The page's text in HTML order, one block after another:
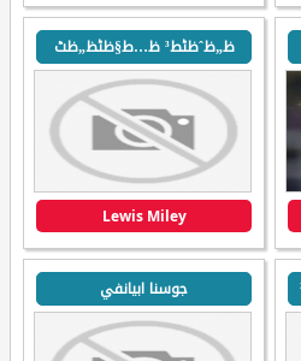
ظ„ظˆظٹط³ ظ…ط§ظٹظ„ظٹ
Lewis Miley
جوسنا ابيانفي